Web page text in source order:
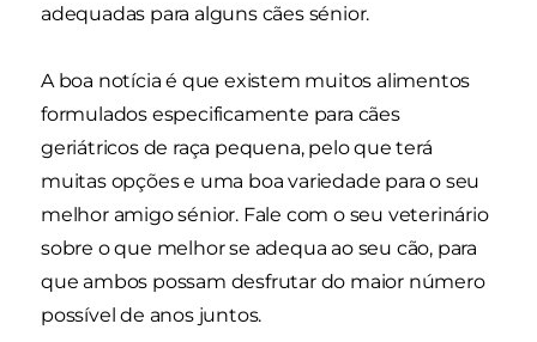
adequadas para alguns cães sénior.
A boa notícia é que existem muitos alimentos
formulados especificamente para cães
geriátricos de raça pequena, pelo que terá
muitas opções e uma boa variedade para o seu
melhor amigo sénior. Fale com o seu veterinário
sobre o que melhor se adequa ao seu cão, para
que ambos possam desfrutar do maior número
possível de anos juntos.